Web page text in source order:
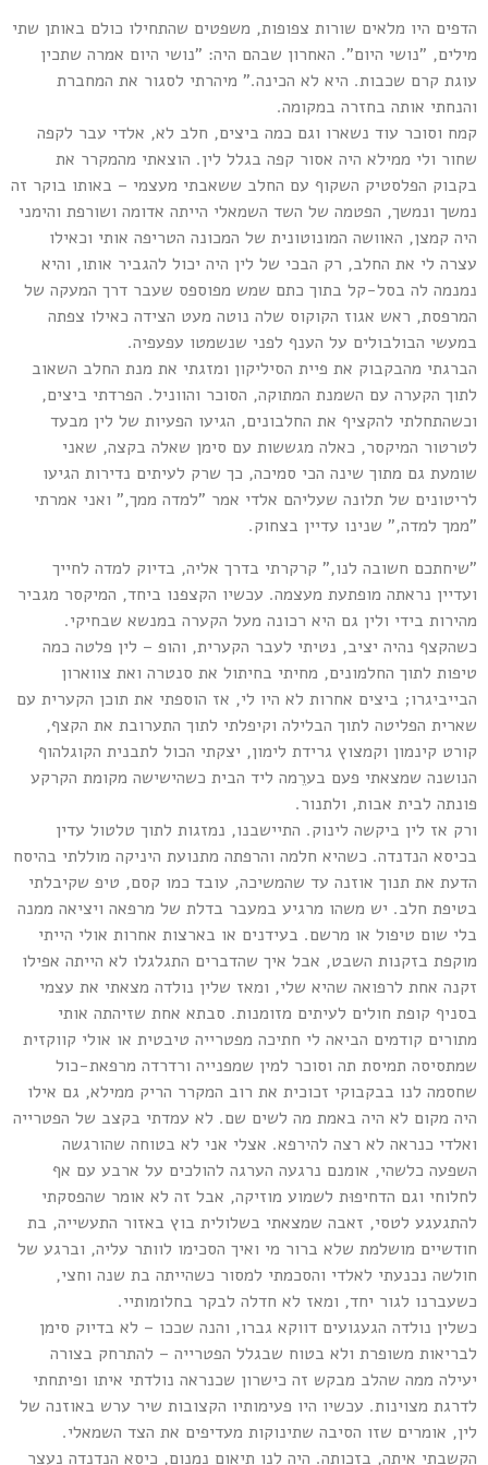
הדפים היו מלאים שורות צפופות, משפטים שהתחילו כולם באותן שתי
מילים, "נושי היום". האחרון שבהם היה: "נושי היום אמרה שתכין
עוגת קרם שכבות. היא לא הכינה." מיהרתי לסגור את המחברת
והנחתי אותה בחזרה במקומה.
קמח וסוכר עוד נשארו וגם כמה ביצים, חלב לא, אלדי עבר לקפה
שחור ולי ממילא היה אסור קפה בגלל לין. הוצאתי מהמקרר את
בקבוק הפלסטיק השקוף עם החלב ששאבתי מעצמי – באותו בוקר זה
נמשך ונמשך, הפטמה של השד השמאלי הייתה אדומה ושורפת והימני
היה קמצן, האוושה המונוטונית של המכונה הטריפה אותי וכאילו
עצרה לי את החלב, רק הבכי של לין היה יכול להגביר אותו, והיא
נמנמה לה בסל-קל בתוך כתם שמש מפוספס שעבר דרך המעקה של
המרפסת, ראש אגוז הקוקוס שלה נוטה מעט הצידה כאילו צפתה
במעשי הבולבולים על הענף לפני שנשמטו עפעפיה.
הברגתי מהבקבוק את פיית הסיליקון ומזגתי את מנת החלב השאוב
לתוך הקערה עם השמנת המתוקה, הסוכר והווניל. הפרדתי ביצים,
וכשהתחלתי להקציף את החלבונים, הגיעו הפעיות של לין מבעד
לטרטור המיקסר, כאלה מגששות עם סימן שאלה בקצה, שאני
שומעת גם מתוך שינה הכי סמיכה, כך שרק לעיתים נדירות הגיעו
לריטונים של תלונה שעליהם אלדי אמר "למדה ממך," ואני אמרתי
"ממך למדה," שנינו עדיין בצחוק.
"שיחתכם חשובה לנו," קרקרתי בדרך אליה, בדיוק למדה לחייך
ועדיין נראתה מופתעת מעצמה. עכשיו הקצפנו ביחד, המיקסר מגביר
מהירות בידי ולין גם היא רכונה מעל הקערה במנשא שבחיקי.
כשהקצף נהיה יציב, נטיתי לעבר הקערית, והופ – לין פלטה כמה
טיפות לתוך החלמונים, מחיתי בחיתול את סנטרה ואת צווארון
הבייביגרו; ביצים אחרות לא היו לי, אז הוספתי את תוכן הקערית עם
שארית הפליטה לתוך הבלילה וקיפלתי לתוך התערובת את הקצף,
קורט קינמון וקמצוץ גרידת לימון, יצקתי הכול לתבנית הקוגלהוף
הנושנה שמצאתי פעם בערֵמה ליד הבית כשהישישה מקומת הקרקע
פונתה לבית אבות, ולתנור.
ורק אז לין ביקשה לינוק. התיישבנו, נמזגות לתוך טלטול עדין
בכיסא הנדנדה. כשהיא חלמה והרפתה מתנועת היניקה מוללתי בהיסח
הדעת את תנוך אוזנה עד שהמשיכה, עובד כמו קסם, טיפ שקיבלתי
בטיפת חלב. יש משהו מרגיע במעבר בדלת של מרפאה ויציאה ממנה
בלי שום טיפול או מרשם. בעידנים או בארצות אחרות אולי הייתי
מוקפת בזקנות השבט, אבל איך שהדברים התגלגלו לא הייתה אפילו
זקנה אחת לרפואה שהיא שלי, ומאז שלין נולדה מצאתי את עצמי
בסניף קופת חולים לעיתים מזומנות. סבתא אחת שזיהתה אותי
מתורים קודמים הביאה לי חתיכה מפטרייה טיבטית או אולי קווקזית
שמתסיסה תמיסת תה וסוכר למין שמפנייה ורדרדה מרפאת-כול
שחסמה לנו בבקבוקי זכוכית את רוב המקרר הריק ממילא, גם אילו
היה מקום לא היה באמת מה לשים שם. לא עמדתי בקצב של הפטרייה
ואלדי כנראה לא רצה להירפא. אצלי אני לא בטוחה שהורגשה
השפעה כלשהי, אומנם נרגעה הערגה להולכים על ארבע עם אף
לחלוחי וגם הדחיפוּת לשמוע מוזיקה, אבל זה לא אומר שהפסקתי
להתגעגע לטסי, זאבה שמצאתי בשלולית בוץ באזור התעשייה, בת
חודשיים מושלמת שלא ברור מי ואיך הסכימו לוותר עליה, וברגע של
חולשה נכנעתי לאלדי והסכמתי למסור כשהייתה בת שנה וחצי,
כשעברנו לגור יחד, ומאז לא חדלה לבקר בחלומותיי.
כשלין נולדה הגעגועים דווקא גברו, והנה שככו – לא בדיוק סימן
לבריאות משופרת ולא בטוח שבגלל הפטרייה – להתרחק בצורה
יעילה ממה שהלב מבקש זה כישרון שכנראה נולדתי איתו ופיתחתי
לדרגת מצוינות. עכשיו היו פעימותיו הקצובות שיר ערש באוזנה של
לין, אומרים שזו הסיבה שתינוקות מעדיפים את הצד השמאלי.
הקשבתי איתה, בזכותה. היה לנו תיאום נמנום, כיסא הנדנדה נעצר